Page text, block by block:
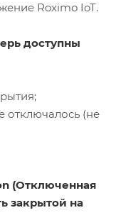
Roximo IoT.
доступны
отключалось (не
(Отключенная
закрытой на